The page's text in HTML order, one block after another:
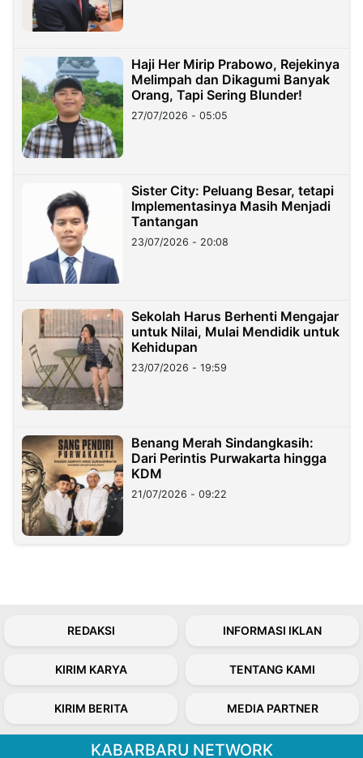
Haji Her Mirip Prabowo, Rejekinya
Melimpah dan Dikagumi Banyak
Orang, Tapi Sering Blunder!
27/07/2026 - 05:05
Sister City: Peluang Besar, tetapi
Implementasinya Masih Menjadi
Tantangan
23/07/2026 - 20:08
Sekolah Harus Berhenti Mengajar
untuk Nilai, Mulai Mendidik untuk
Kehidupan
23/07/2026 - 19:59
Benang Merah Sindangkasih:
Dari Perintis Purwakarta hingga
KDM
21/07/2026 - 09:22
REDAKSI INFORMASI IKLAN
KIRIM KARYA TENTANG KAMI
KIRIM BERITA MEDIA PARTNER
KABARBARU NETWORK